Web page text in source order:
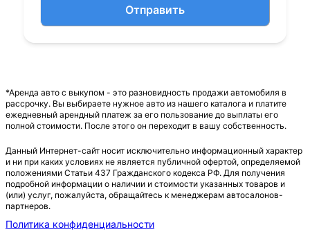
Отправить
*Аренда авто с выкупом - это разновидность продажи автомобиля в
рассрочку. Вы выбираете нужное авто из нашего каталога и платите
ежедневный арендный платеж за его пользование до выплаты его
полной стоимости. После этого он переходит в вашу собственность.
Данный Интернет-сайт носит исключительно информационный характер
и ни при каких условиях не является публичной офертой, определяемой
положениями Статьи 437 Гражданского кодекса РФ. Для получения
подробной информации о наличии и стоимости указанных товаров и
(или) услуг, пожалуйста, обращайтесь к менеджерам автосалонов-
партнеров.
Политика конфиденциальности